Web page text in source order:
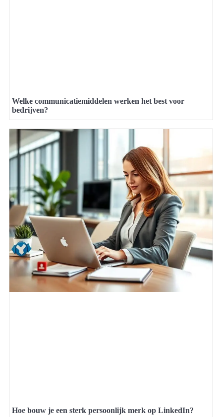
Welke communicatiemiddelen werken het best voor
bedrijven?
Hoe bouw je een sterk persoonlijk merk op LinkedIn?